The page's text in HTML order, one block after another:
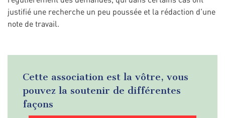
justifié une recherche un peu poussée et la rédaction d'une
note de travail.
Cette association est la vôtre, vous
pouvez la soutenir de différentes
façons